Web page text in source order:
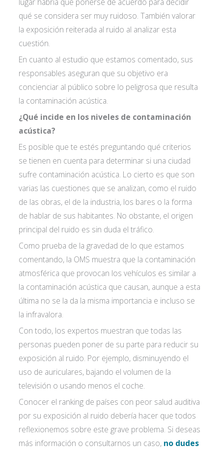
qué se considera ser muy ruidoso. También valorar
la exposición reiterada al ruido al analizar esta
cuestión.
En cuanto al estudio que estamos comentado, sus
responsables aseguran que su objetivo era
concienciar al público sobre lo peligrosa que resulta
la contaminación acústica.
¿Qué incide en los niveles de contaminación
acústica?
Es posible que te estés preguntando qué criterios
se tienen en cuenta para determinar si una ciudad
sufre contaminación acústica. Lo cierto es que son
varias las cuestiones que se analizan, como el ruido
de las obras, el de la industria, los bares o la forma
de hablar de sus habitantes. No obstante, el origen
principal del ruido es sin duda el tráfico.
Como prueba de la gravedad de lo que estamos
comentando, la OMS muestra que la contaminación
atmosférica que provocan los vehículos es similar a
la contaminación acústica que causan, aunque a esta
última no se la da la misma importancia e incluso se
la infravalora.
Con todo, los expertos muestran que todas las
personas pueden poner de su parte para reducir su
exposición al ruido. Por ejemplo, disminuyendo el
uso de auriculares, bajando el volumen de la
televisión o usando menos el coche.
Conocer el ranking de países con peor salud auditiva
por su exposición al ruido debería hacer que todos
reflexionemos sobre este grave problema. Si deseas
más información o consultarnos un caso, no dudes